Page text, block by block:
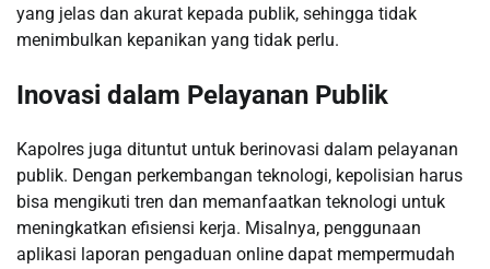
yang jelas dan akurat kepada publik, sehingga tidak
menimbulkan kepanikan yang tidak perlu.
Inovasi dalam Pelayanan Publik
Kapolres juga dituntut untuk berinovasi dalam pelayanan
publik. Dengan perkembangan teknologi, kepolisian harus
bisa mengikuti tren dan memanfaatkan teknologi untuk
meningkatkan efisiensi kerja. Misalnya, penggunaan
aplikasi laporan pengaduan online dapat mempermudah